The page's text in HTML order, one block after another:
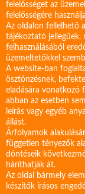
felelősséget az
felelősségére
Az oldalon fellelhető
tájékoztató
felhasználásából
üzemeltetőkkel
A website-ban
ösztönzésnek,
eladására vonatkozó
abban az esetben
leírás vagy egyéb
állást.
Árfolyamok
független tényezők
döntéseik
háríthatják át.
Az oldal bármely
készítők írásos